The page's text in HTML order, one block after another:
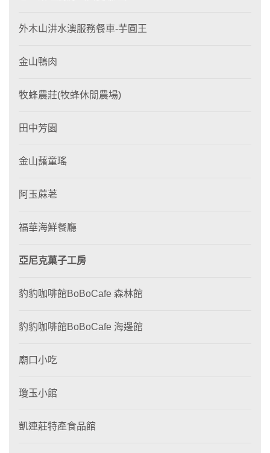
外木山汫水澳服務餐車-芋圓王
金山鴨肉
牧蜂農莊(牧蜂休閒農場)
田中芳園
金山藷童瑤
阿玉蔴荖
福華海鮮餐廳
亞尼克菓子工房
豹豹咖啡館BoBoCafe 森林館
豹豹咖啡館BoBoCafe 海邊館
廟口小吃
瓊玉小館
凱連莊特產食品館